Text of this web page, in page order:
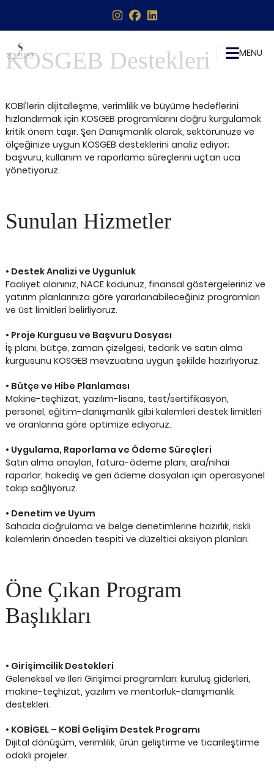
MENU
KOSGEB Destekleri
KOSGEB Destekleri
KOBİ’lerin dijitalleşme, verimlilik ve büyüme hedeflerini
hızlandırmak için KOSGEB programlarını doğru kurgulamak
kritik önem taşır. Şen Danışmanlık olarak, sektörünüze ve
ölçeğinize uygun KOSGEB desteklerini analiz ediyor;
başvuru, kullanım ve raporlama süreçlerini uçtan uca
yönetiyoruz.
Sunulan Hizmetler
• Destek Analizi ve Uygunluk
Faaliyet alanınız, NACE kodunuz, finansal göstergeleriniz ve
yatırım planlarınıza göre yararlanabileceğiniz programları
ve üst limitleri belirliyoruz.
• Proje Kurgusu ve Başvuru Dosyası
İş planı, bütçe, zaman çizelgesi, tedarik ve satın alma
kurgusunu KOSGEB mevzuatına uygun şekilde hazırlıyoruz.
• Bütçe ve Hibe Planlaması
Makine-teçhizat, yazılım-lisans, test/sertifikasyon,
personel, eğitim-danışmanlık gibi kalemleri destek limitleri
ve oranlarına göre optimize ediyoruz.
• Uygulama, Raporlama ve Ödeme Süreçleri
Satın alma onayları, fatura-ödeme planı, ara/nihai
raporlar, hakediş ve geri ödeme dosyaları için operasyonel
takip sağlıyoruz.
• Denetim ve Uyum
Sahada doğrulama ve belge denetimlerine hazırlık, riskli
kalemlerin önceden tespiti ve düzeltici aksiyon planları.
Öne Çıkan Program
Başlıkları
• Girişimcilik Destekleri
Geleneksel ve İleri Girişimci programları; kuruluş giderleri,
makine-teçhizat, yazılım ve mentorluk-danışmanlık
destekleri.
• KOBİGEL – KOBİ Gelişim Destek Programı
Dijital dönüşüm, verimlilik, ürün geliştirme ve ticarileştirme
odaklı projeler.